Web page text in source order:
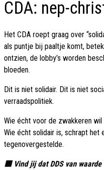
CDA: nep-
Het CDA roept graag over
als puntje bij paaltje komt,
ontzien, de lobby’s worden
bloeden.
Dit is niet solidair. Dit is niet
verraadspolitiek.
Wie écht voor de zwakkeren
Wie écht solidair is, schrapt het
tegenovergestelde.
🟥 Vind jij dat DDS van